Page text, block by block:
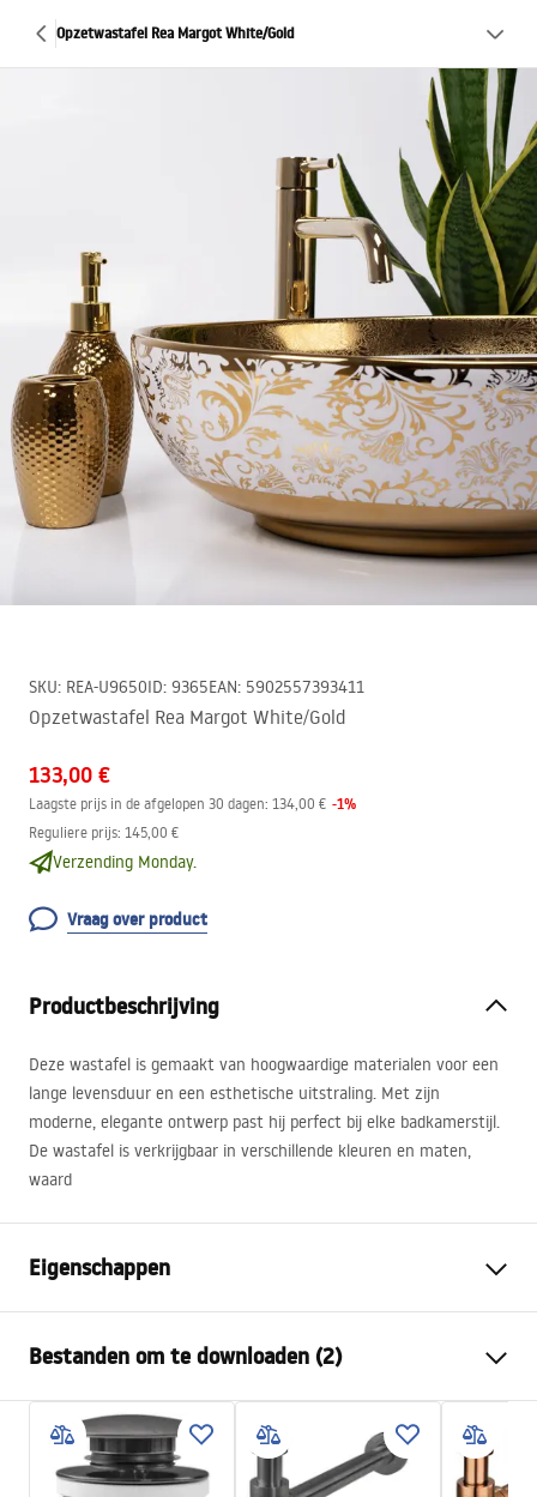
Opzetwastafel Rea Margot White/Gold
SKU: REA-U9650ID: 9365EAN: 5902557393411
Opzetwastafel Rea Margot White/Gold
133,00 €
Laagste prijs in de afgelopen 30 dagen: 134,00 € -1%
Reguliere prijs: 145,00 €
Verzending Monday.
Vraag over product
Productbeschrijving
Deze wastafel is gemaakt van hoogwaardige materialen voor een
lange levensduur en een esthetische uitstraling. Met zijn
moderne, elegante ontwerp past hij perfect bij elke badkamerstijl.
De wastafel is verkrijgbaar in verschillende kleuren en maten,
waard
Eigenschappen
Materiaal
Sanitair keramiek
Kleur
Wit/Goud, Patroon
Afwerking
Glanzend
Lengte
520mm
Bestanden om te downloaden (2)
Montagehandleiding
Basin.pdf